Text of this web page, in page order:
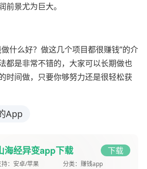
前景尤为巨大。
什么好？做这几个项目都很赚钱”的介
都是非常不错的，大家可以长期做也
时间做，只要你够努力还是很轻松获
App
海经异变app下载 下载
： 安卓/苹果 分类： 赚钱app